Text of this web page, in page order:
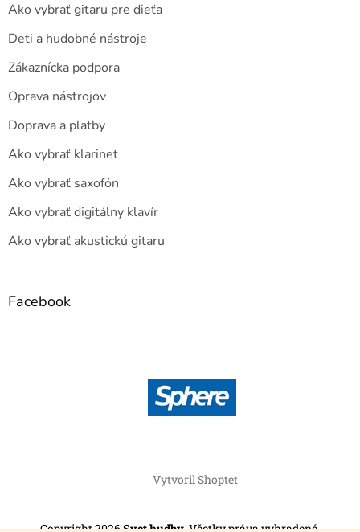
Ako vybrať gitaru pre dieťa
Deti a hudobné nástroje
Zákaznícka podpora
Oprava nástrojov
Doprava a platby
Ako vybrať klarinet
Ako vybrať saxofón
Ako vybrať digitálny klavír
Ako vybrať akustickú gitaru
Facebook
Vytvoril Shoptet
Copyright 2026Svet hudby. Všetky práva vyhradené.